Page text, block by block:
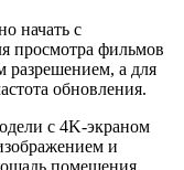
начать с
просмотра фильмов
разрешением, а для
обновления.
с 4K-экраном
и
помещения